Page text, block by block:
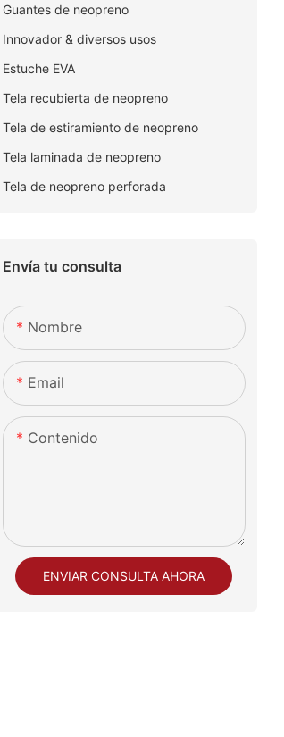
Guantes de neopreno
Innovador & diversos usos
Estuche EVA
Tela recubierta de neopreno
Tela de estiramiento de neopreno
Tela laminada de neopreno
Tela de neopreno perforada
Envía tu consulta
Nombre
Email
Contenido
ENVIAR CONSULTA AHORA